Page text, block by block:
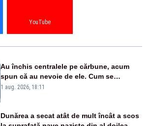
YouTube
Au închis centralele pe cărbune, acum
spun că au nevoie de ele. Cum se
pasează vina în plină criză energetică
1 aug. 2026, 18:11
Dunărea a secat atât de mult încât a scos